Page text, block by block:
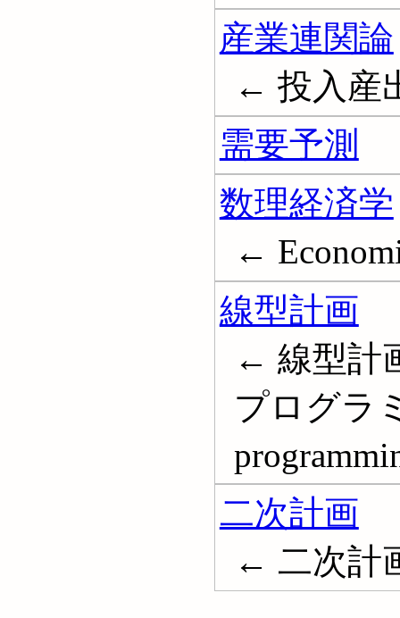
産業連関論
← 投入産
需要予測
数理経済学
←
線型計画
← 線型計
プログラ
二次計画
← 二次計